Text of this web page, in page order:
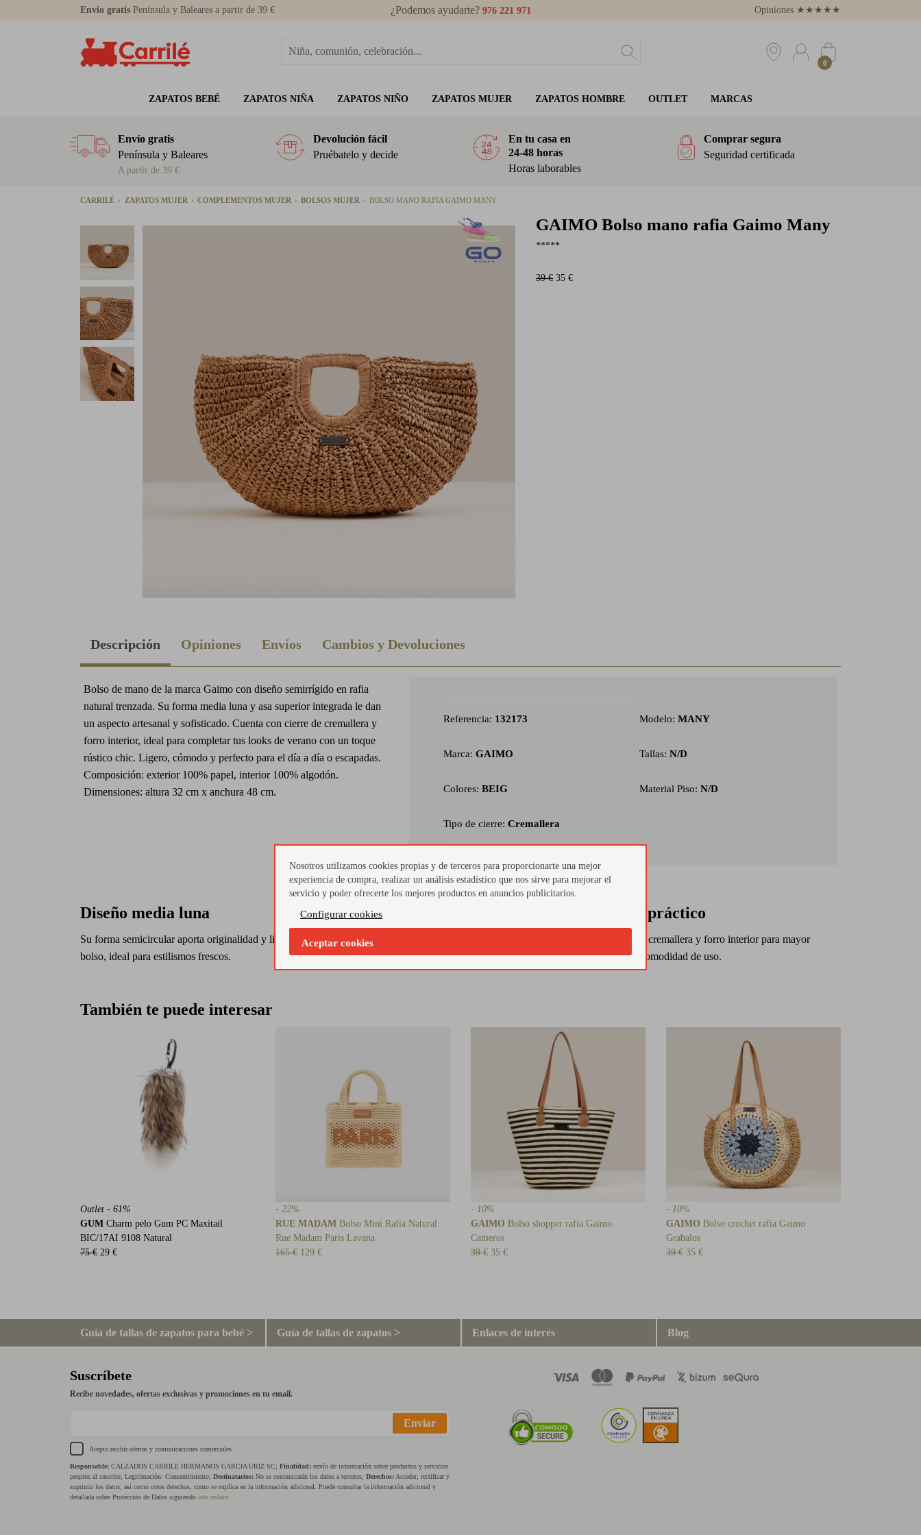
Envio gratis Península y Baleares a partir de 39 € ¿Podemos ayudarte? 976 221 971 Opiniones ★ ★ ★ ★ ★
0
ZAPATOS BEBÉ ZAPATOS NIÑA ZAPATOS NIÑO ZAPATOS MUJER ZAPATOS HOMBRE OUTLET MARCAS
Envío gratis
Península y Baleares
A partir de 39 €
Devolución fácil
Pruébatelo y decide
En tu casa en
24-48 horas
Horas laborables
Comprar segura
Seguridad certificada
CARRILÉ ZAPATOS MUJER COMPLEMENTOS MUJER BOLSOS MUJER BOLSO MANO RAFIA GAIMO MANY
GAIMO Bolso mano rafia Gaimo Many
*****
39 € 35 €
Descripción Opiniones Envíos Cambios y Devoluciones
Referencia: 132173 Modelo: MANY
Marca: GAIMO Tallas: N/D
Colores: BEIG Material Piso: N/D
Tipo de cierre: Cremallera
Bolso de mano de la marca Gaimo con diseño semirrígido en rafia
natural trenzada. Su forma media luna y asa superior integrada le dan
un aspecto artesanal y sofisticado. Cuenta con cierre de cremallera y
forro interior, ideal para completar tus looks de verano con un toque
rústico chic. Ligero, cómodo y perfecto para el día a día o escapadas.
Composición: exterior 100% papel, interior 100% algodón.
Dimensiones: altura 32 cm x anchura 48 cm.
Diseño media luna
Su forma semicircular aporta originalidad y ligereza al
bolso, ideal para estilismos frescos.
Acabado artesanal
Tejido de rafia trenzada con estructura firme y asa
superior integrada para un look boho chic.
Interior práctico
Con cierre de cremallera y forro interior para mayor
seguridad y comodidad de uso.
También te puede interesar
Outlet - 61%
GUM Charm pelo Gum PC Maxitail
BIC/17AI 9108 Natural
75 € 29 €
- 22%
RUE MADAM Bolso Mini Rafia Natural
Rue Madam Paris Lavana
165 € 129 €
- 10%
GAIMO Bolso shopper rafia Gaimo
Cameros
39 € 35 €
- 10%
GAIMO Bolso crochet rafia Gaimo
Grabalos
39 € 35 €
Guía de tallas de zapatos para bebé > Guía de tallas de zapatos > Enlaces de interés Blog
Suscríbete
Recibe novedades, ofertas exclusivas y promociones en tu email.
Enviar
Acepto recibir ofertas y comunicaciones comerciales
Responsable: CALZADOS CARRILE HERMANOS GARCIA URIZ SC; Finalidad: envío de información sobre productos y servicios
propios al suscrito; Legitimación: Consentimiento; Destinatarios: No se comunicarán los datos a terceros; Derechos:Acceder, rectificar y
suprimir los datos, así como otros derechos, como se explica en la información adicional. Puede consultar la información adicional y
detallada sobre Protección de Datos siguiendo este enlace
Nosotros utilizamos cookies propias y de terceros para proporcionarte una mejor
experiencia de compra, realizar un análisis estadístico que nos sirve para mejorar el
servicio y poder ofrecerte los mejores productos en anuncios publicitarios.
Configurar cookies
Aceptar cookies